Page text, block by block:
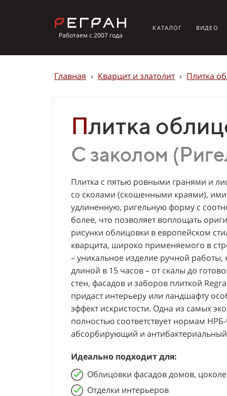
Работаем с 2007 года
КАТАЛОГ ВИДЕО
Главная › Кварцит и златолит › Плитка
Плитка
С заколом
Плитка с пятью ровными гранями и
со сколами (скошенными краями),
удлиненную, ригельную форму с
более, что позволяет воплощать
рисунки облицовки в европейском
кварцита, широко применяемого в
– уникальное изделие ручной работы,
длиной в 15 часов – от скалы до
стен, фасадов и заборов плиткой
придаст интерьеру или ландшафту
эффект искристости. Одна из самых
полностью соответствует нормам
абсорбирующий и
Идеально подходит для:
Облицовки фасадов домов,
Отделки интерьеров